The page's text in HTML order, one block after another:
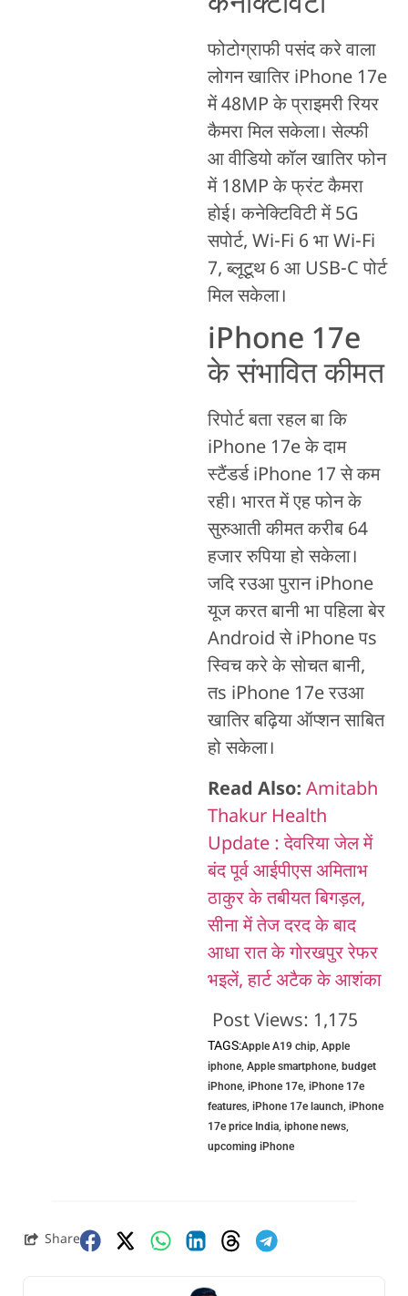
फोटोग्राफी पसंद करे वाला
लोगन खातिर iPhone 17e
में 48MP के प्राइमरी रियर
कैमरा मिल सकेला। सेल्फी
आ वीडियो कॉल खातिर फोन
में 18MP के फ्रंट कैमरा
होई। कनेक्टिविटी में 5G
सपोर्ट, Wi-Fi 6 भा Wi-Fi
7, ब्लूटूथ 6 आ USB-C पोर्ट
मिल सकेला।
iPhone 17e
के संभावित कीमत
रिपोर्ट बता रहल बा कि
iPhone 17e के दाम
स्टैंडर्ड iPhone 17 से कम
रही। भारत में एह फोन के
सुरुआती कीमत करीब 64
हजार रुपिया हो सकेला।
जदि रउआ पुरान iPhone
यूज करत बानी भा पहिला बेर
Android से iPhone पs
स्विच करे के सोचत बानी,
तs iPhone 17e रउआ
खातिर बढ़िया ऑप्शन साबित
हो सकेला।
Read Also: Amitabh
Thakur Health
Update : देवरिया जेल में
बंद पूर्व आईपीएस अमिताभ
ठाकुर के तबीयत बिगड़ल,
सीना में तेज दरद के बाद
आधा रात के गोरखपुर रेफर
भइलें, हार्ट अटैक के आशंका
Post Views: 1,175
TAGS:Apple A19 chip, Apple
iphone, Apple smartphone, budget
iPhone, iPhone 17e, iPhone 17e
features, iPhone 17e launch, iPhone
17e price India, iphone news,
upcoming iPhone
Share